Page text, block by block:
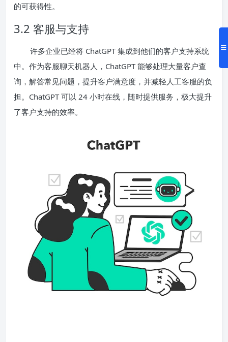
的可获得性。
3.2 客服与支持
许多企业已经将 ChatGPT 集成到他们的客户支持系统
中。作为客服聊天机器人，ChatGPT 能够处理大量客户查
询，解答常见问题，提升客户满意度，并减轻人工客服的负
担。ChatGPT 可以 24 小时在线，随时提供服务，极大提升
了客户支持的效率。